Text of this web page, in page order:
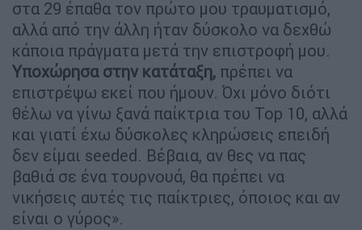
στα 29 έπαθα τον πρώτο μου τραυματισμό,
αλλά από την άλλη ήταν δύσκολο να δεχθώ
κάποια πράγματα μετά την επιστροφή μου.
Υποχώρησα στην κατάταξη, πρέπει να
επιστρέψω εκεί που ήμουν. Όχι μόνο διότι
θέλω να γίνω ξανά παίκτρια του Top 10, αλλά
και γιατί έχω δύσκολες κληρώσεις επειδή
δεν είμαι seeded. Βέβαια, αν θες να πας
βαθιά σε ένα τουρνουά, θα πρέπει να
νικήσεις αυτές τις παίκτριες, όποιος και αν
είναι ο γύρος».